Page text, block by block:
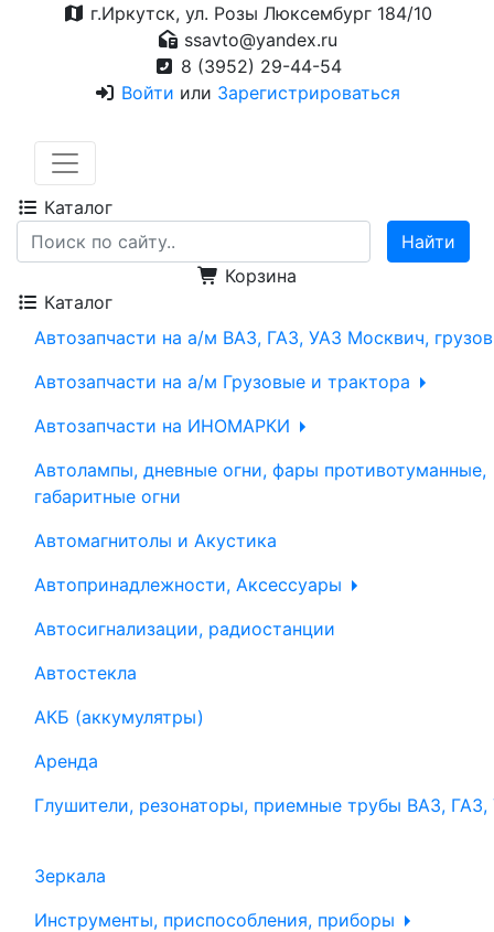
г.Иркутск, ул. Розы Люксембург 184/10
ssavto@yandex.ru
8 (3952) 29-44-54
Войти или Зарегистрироваться
Каталог
Корзина
Каталог
Автозапчасти на а/м ВАЗ, ГАЗ, УАЗ Москвич,
Автозапчасти на а/м Грузовые и трактора
Автозапчасти на ИНОМАРКИ
Автолампы, дневные огни, фары противотуманные,
габаритные огни
Автомагнитолы и Акустика
Автопринадлежности, Аксессуары
Автосигнализации, радиостанции
Автостекла
АКБ (аккумулятры)
Аренда
Глушители, резонаторы, приемные трубы ВАЗ, ГАЗ,
Зеркала
Инструменты, приспособления, приборы